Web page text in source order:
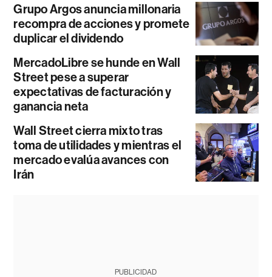
Grupo Argos anuncia millonaria
recompra de acciones y promete
duplicar el dividendo
MercadoLibre se hunde en Wall
Street pese a superar
expectativas de facturación y
ganancia neta
Wall Street cierra mixto tras
toma de utilidades y mientras el
mercado evalúa avances con
Irán
PUBLICIDAD